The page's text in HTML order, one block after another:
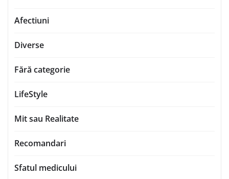
Afectiuni
Diverse
Fără categorie
LifeStyle
Mit sau Realitate
Recomandari
Sfatul medicului